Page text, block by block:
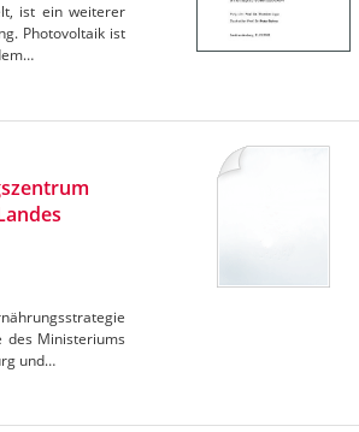
ist ein weiterer
Photovoltaik ist
des Ministeriums
und…